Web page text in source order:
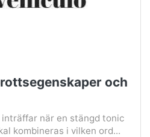
och
när en stängd tonic
kombineras i vilken ord...